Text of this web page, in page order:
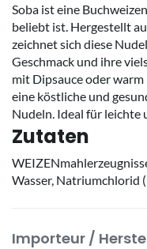
Soba ist eine
beliebt ist. Hergestellt
zeichnet sich diese
Geschmack und ihre
mit Dipsauce oder
eine köstliche und
Nudeln. Ideal für leichte
Zutaten
Wasser, Natriumchlorid
Importeur /